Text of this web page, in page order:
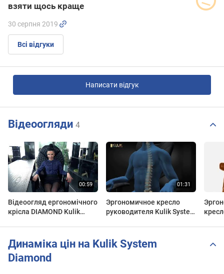
взяти щось краще
30 серпня 2019
Всі відгуки
Написати відгук
Відеоогляди 4
Відеоогляд ергономічного
крісла DIAMOND Kulik
Эргономичное кресло
руководителя Kulik System
Динаміка цін на Kulik System
Diamond